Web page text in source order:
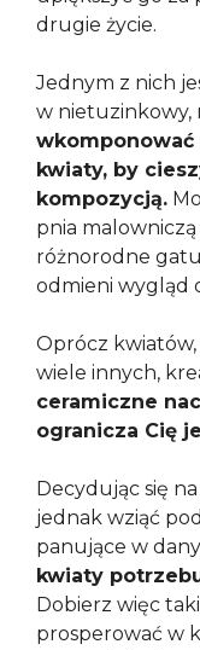
drugie życie.
Jednym z nich
w nietuzinkowy,
kwiaty, by
kompozycją.
pnia malowniczą
różnorodne
odmieni wygląd
Oprócz
wiele innych,
ceramiczne
ogranicza Cię
Decydując się
jednak wziąć
panujące w
kwiaty
Dobierz więc
prosperować w